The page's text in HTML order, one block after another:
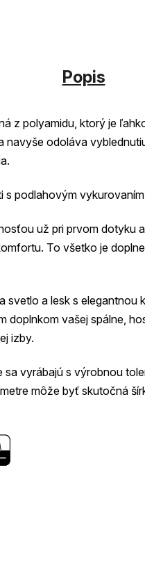
Popis
z polyamidu, ktorý je
navyše odoláva
s podlahovým
už pri prvom dotyku
To všetko je
svetlo a lesk s elegantnou
doplnkom vašej spálne,
izby.
vyrábajú s výrobnou
môže byť skutočná